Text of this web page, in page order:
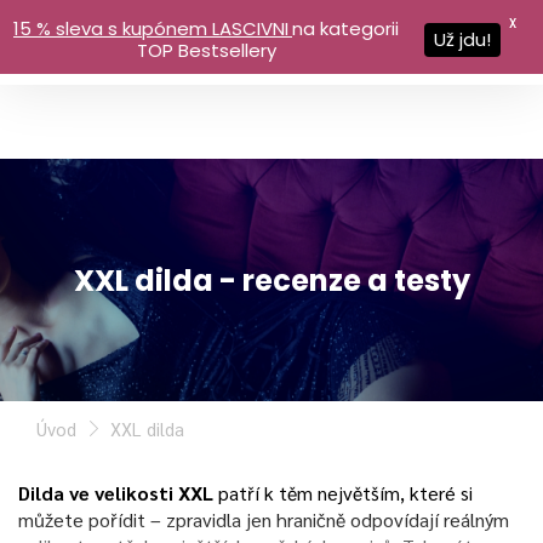
XXL dilda - recenze a testy
Úvod XXL dilda
Dilda ve velikosti XXLpatří k těm největším, které si
můžete pořídit – zpravidla jen hraničně odpovídají reálným
15 % sleva s kupónem LASCIVNIna kategorii
TOP Bestsellery
Už jdu!
X